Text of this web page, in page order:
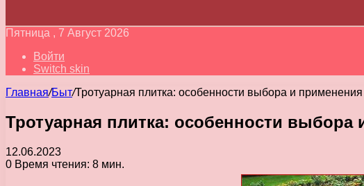
Пятница , 7 Август 2026
Войти
Switch skin
Главная/Быт/Тротуарная плитка: особенности выбора и применения
Тротуарная плитка: особенности выбора
12.06.2023
0 Время чтения: 8 мин.